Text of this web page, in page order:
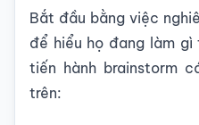
Bắt đầu bằng việc
để hiểu họ đang làm
tiến hành brainstorm
trên: